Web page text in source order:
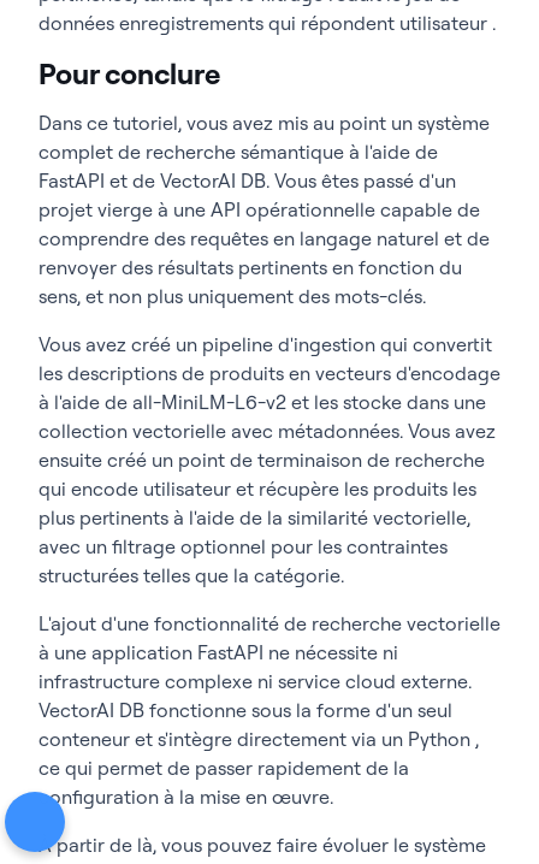
données enregistrements qui répondent utilisateur .
Pour conclure
Dans ce tutoriel, vous avez mis au point un système
complet de recherche sémantique à l'aide de
FastAPI et de VectorAI DB. Vous êtes passé d'un
projet vierge à une API opérationnelle capable de
comprendre des requêtes en langage naturel et de
renvoyer des résultats pertinents en fonction du
sens, et non plus uniquement des mots-clés.
Vous avez créé un pipeline d'ingestion qui convertit
les descriptions de produits en vecteurs d'encodage
à l'aide de all-MiniLM-L6-v2 et les stocke dans une
collection vectorielle avec métadonnées. Vous avez
ensuite créé un point de terminaison de recherche
qui encode utilisateur et récupère les produits les
plus pertinents à l'aide de la similarité vectorielle,
avec un filtrage optionnel pour les contraintes
structurées telles que la catégorie.
L'ajout d'une fonctionnalité de recherche vectorielle
à une application FastAPI ne nécessite ni
infrastructure complexe ni service cloud externe.
VectorAI DB fonctionne sous la forme d'un seul
conteneur et s'intègre directement via un Python ,
ce qui permet de passer rapidement de la
configuration à la mise en œuvre.
À partir de là, vous pouvez faire évoluer le système